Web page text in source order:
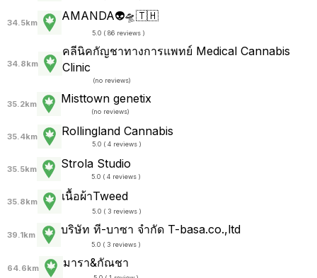
34.5km
AMANDA👽🛸🇹🇭
5.0 ( 86 reviews )
34.8km
คลีนิคกัญชาทางการแพทย์ Medical Cannabis
Clinic
(no reviews)
35.2km Misttown genetix
(no reviews)
35.4km Rollingland Cannabis
5.0 ( 4 reviews )
35.5km Strola Studio
5.0 ( 4 reviews )
35.8km เนื้อผ้าTweed
5.0 ( 3 reviews )
39.1km บริษัท ที-บาซา จำกัด T-basa.co.,ltd
5.0 ( 3 reviews )
64.6km มารา&กัณชา